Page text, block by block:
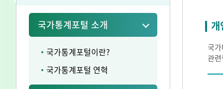
국가통계포털 소개
국가통계포털이란?
국가통계포털 연혁
국
관